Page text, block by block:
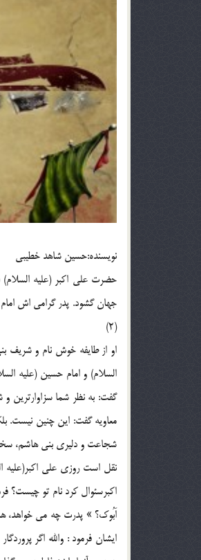
نويسنده:حسين شاهد خطيبي
جهان گشود. پدر گرامي اش
(2)
او از طايفه خوش نام و شريف
السلام) و امام حسين (علیه
گفت: به نظر شما سزاوارترين
معاويه گفت: اين چنين نيست.
شجاعت و دليري بني هاشم،
نقل است روزي علي اكبر(علیه
اكبرسئوال كرد نام تو چيست؟
اَبُوك؟ » پدرت چه مي خواهد، همه
ايشان فرمود : والله اگر